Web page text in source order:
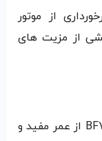
از موتور
از مزیت های
موتور تعبیه شده برای کولر آبی مدل BF7-CP از عمر مفید و